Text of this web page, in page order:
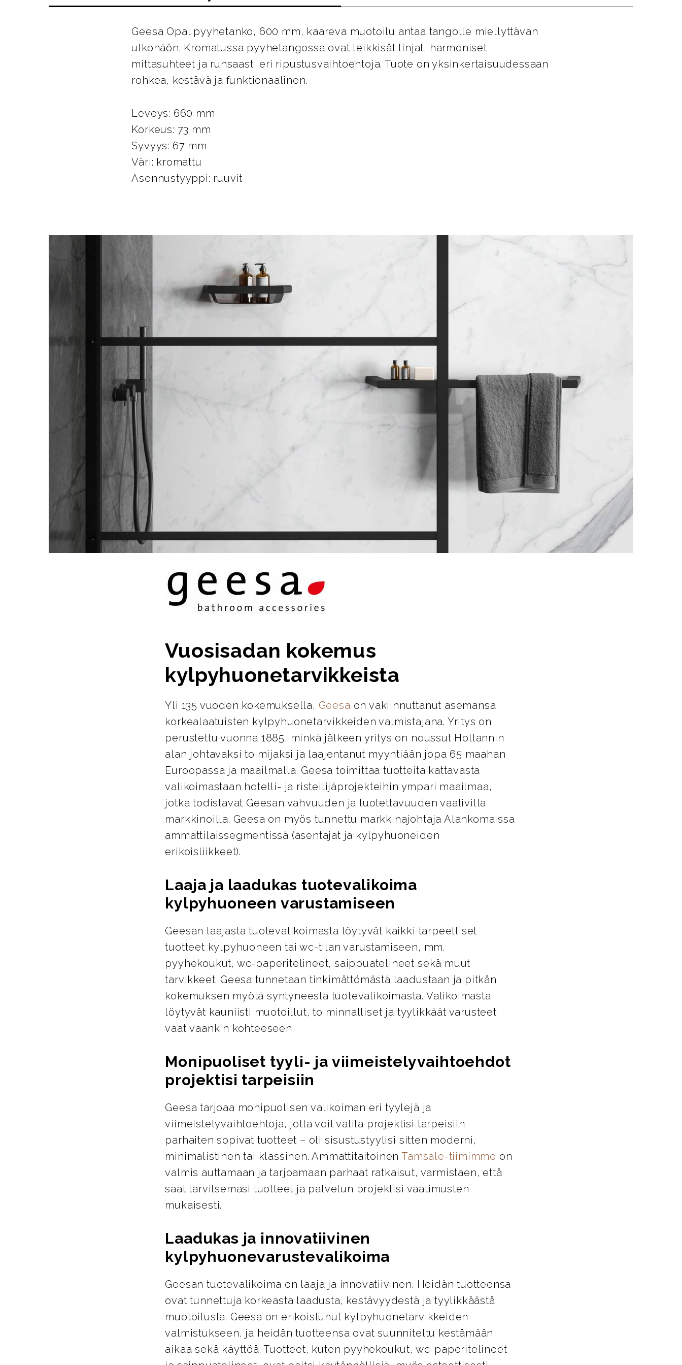
Geesa Opal pyyhetanko, 600 mm, kaareva muotoilu antaa tangolle miellyttävän
ulkonäön. Kromatussa pyyhetangossa ovat leikkisät linjat, harmoniset
mittasuhteet ja runsaasti eri ripustusvaihtoehtoja. Tuote on yksinkertaisuudessaan
rohkea, kestävä ja funktionaalinen.
Leveys: 660 mm
Korkeus: 73 mm
Syvyys: 67 mm
Väri: kromattu
Asennustyyppi: ruuvit
Vuosisadan kokemus
kylpyhuonetarvikkeista
Yli 135 vuoden kokemuksella, Geesa on vakiinnuttanut asemansa
korkealaatuisten kylpyhuonetarvikkeiden valmistajana. Yritys on
perustettu vuonna 1885, minkä jälkeen yritys on noussut Hollannin
alan johtavaksi toimijaksi ja laajentanut myyntiään jopa 65 maahan
Euroopassa ja maailmalla. Geesa toimittaa tuotteita kattavasta
valikoimastaan hotelli- ja risteilijäprojekteihin ympäri maailmaa,
jotka todistavat Geesan vahvuuden ja luotettavuuden vaativilla
markkinoilla. Geesa on myös tunnettu markkinajohtaja Alankomaissa
ammattilaissegmentissä (asentajat ja kylpyhuoneiden
erikoisliikkeet).
Laaja ja laadukas tuotevalikoima
kylpyhuoneen varustamiseen
Geesan laajasta tuotevalikoimasta löytyvät kaikki tarpeelliset
tuotteet kylpyhuoneen tai wc-tilan varustamiseen, mm.
pyyhekoukut, wc-paperitelineet, saippuatelineet sekä muut
tarvikkeet. Geesa tunnetaan tinkimättömästä laadustaan ja pitkän
kokemuksen myötä syntyneestä tuotevalikoimasta. Valikoimasta
löytyvät kauniisti muotoillut, toiminnalliset ja tyylikkäät varusteet
vaativaankin kohteeseen.
Monipuoliset tyyli- ja viimeistelyvaihtoehdot
projektisi tarpeisiin
Geesa tarjoaa monipuolisen valikoiman eri tyylejä ja
viimeistelyvaihtoehtoja, jotta voit valita projektisi tarpeisiin
parhaiten sopivat tuotteet – oli sisustustyylisi sitten moderni,
minimalistinen tai klassinen. AmmattitaitoinenTamsale-tiimimme on
valmis auttamaan ja tarjoamaan parhaat ratkaisut, varmistaen, että
saat tarvitsemasi tuotteet ja palvelun projektisi vaatimusten
mukaisesti.
Laadukas ja innovatiivinen
kylpyhuonevarustevalikoima
Geesan tuotevalikoima on laaja ja innovatiivinen. Heidän tuotteensa
ovat tunnettuja korkeasta laadusta, kestävyydestä ja tyylikkäästä
muotoilusta. Geesa on erikoistunut kylpyhuonetarvikkeiden
valmistukseen, ja heidän tuotteensa ovat suunniteltu kestämään
aikaa sekä käyttöä. Tuotteet, kuten pyyhekoukut, wc-paperitelineet